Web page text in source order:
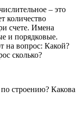
– это
количество
счете. Имена
и порядковые.
на вопрос: Какой?
сколько?
строению? Какова